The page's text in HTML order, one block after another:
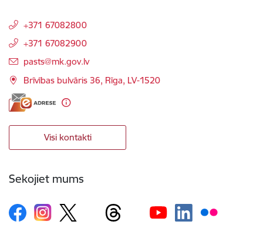
+371 67082800
+371 67082900
E-pasts:
pasts@mk.gov.lv
Brīvības bulvāris 36, Rīga, LV-1520
Visi kontakti
Sekojiet mums